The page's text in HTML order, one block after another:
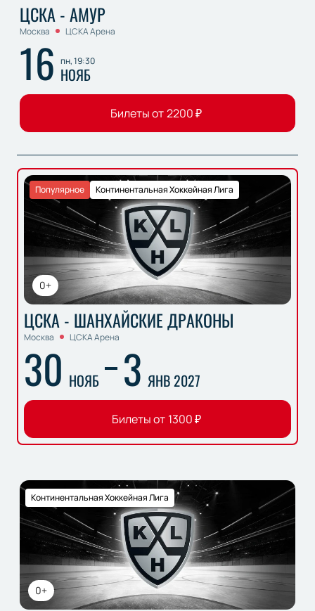
ЦСКА - АМУР
Москва ЦСКА Арена
16 пн, 19:30
НОЯБ
Билеты от2200₽
0+
Континентальная Хоккейная Лига
Популярное
ЦСКА - ШАНХАЙСКИЕ ДРАКОНЫ
Москва ЦСКА Арена
30 НОЯБ 3 ЯНВ 2027
Билеты от 1300₽
0+
Континентальная Хоккейная Лига